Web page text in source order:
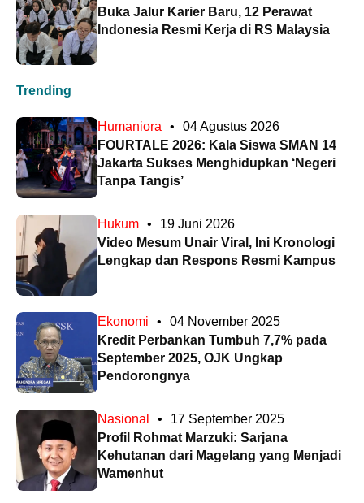
Buka Jalur Karier Baru, 12 Perawat
Indonesia Resmi Kerja di RS Malaysia
Trending
Humaniora •
04 Agustus 2026
FOURTALE 2026: Kala Siswa SMAN 14
Jakarta Sukses Menghidupkan ‘Negeri
Tanpa Tangis’
Hukum •
19 Juni 2026
Video Mesum Unair Viral, Ini Kronologi
Lengkap dan Respons Resmi Kampus
Ekonomi •
04 November 2025
Kredit Perbankan Tumbuh 7,7% pada
September 2025, OJK Ungkap
Pendorongnya
Nasional •
17 September 2025
Profil Rohmat Marzuki: Sarjana
Kehutanan dari Magelang yang Menjadi
Wamenhut